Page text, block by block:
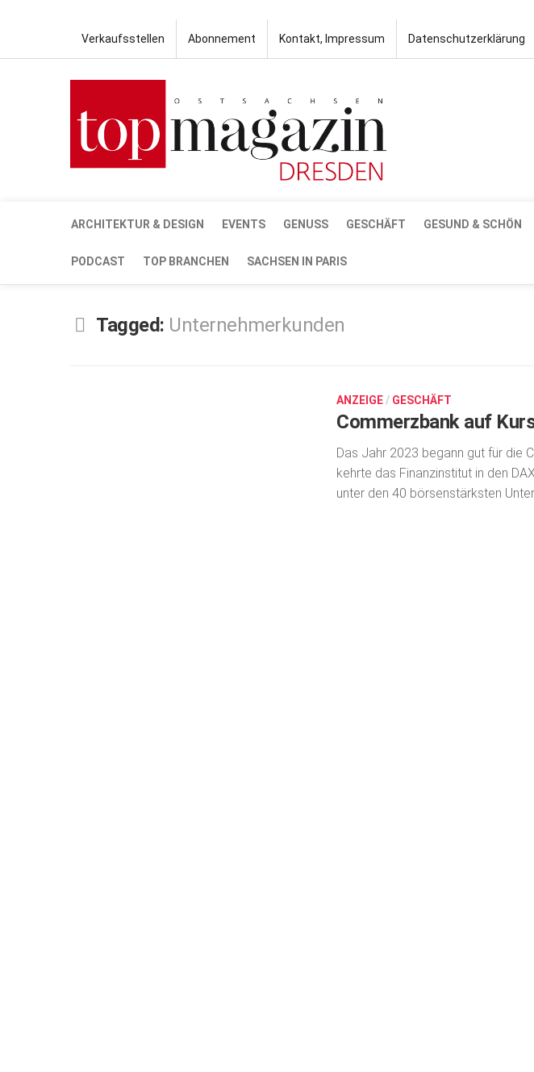
Verkaufsstellen Abonnement Kontakt, Impressum Datenschutzerklärung
ARCHITEKTUR & DESIGN EVENTS GENUSS GESCHÄFT GESUND & SCHÖN
PODCAST TOP BRANCHEN SACHSEN IN PARIS
Tagged: Unternehmerkunden
ANZEIGE / GESCHÄFT
Commerzbank auf
Das Jahr 2023 begann gut für die
kehrte das Finanzinstitut in den
unter den 40 börsenstärksten